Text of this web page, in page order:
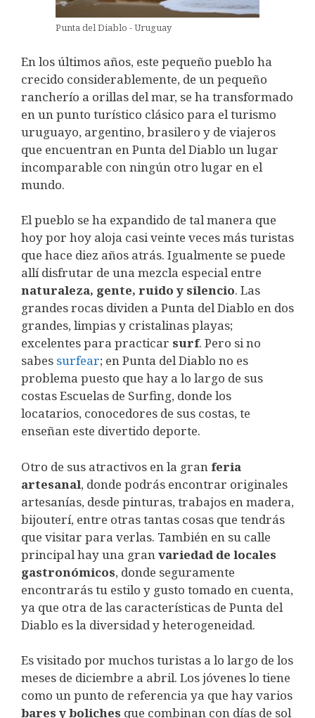
Punta del Diablo - Uruguay
En los últimos años, este pequeño pueblo ha
crecido considerablemente, de un pequeño
rancherío a orillas del mar, se ha transformado
en un punto turístico clásico para el turismo
uruguayo, argentino, brasilero y de viajeros
que encuentran en Punta del Diablo un lugar
incomparable con ningún otro lugar en el
mundo.
El pueblo se ha expandido de tal manera que
hoy por hoy aloja casi veinte veces más turistas
que hace diez años atrás. Igualmente se puede
allí disfrutar de una mezcla especial entre
naturaleza, gente, ruido y silencio. Las
grandes rocas dividen a Punta del Diablo en dos
grandes, limpias y cristalinas playas;
excelentes para practicar surf. Pero si no
sabes surfear; en Punta del Diablo no es
problema puesto que hay a lo largo de sus
costas Escuelas de Surfing, donde los
locatarios, conocedores de sus costas, te
enseñan este divertido deporte.
Otro de sus atractivos en la gran feria
artesanal, donde podrás encontrar originales
artesanías, desde pinturas, trabajos en madera,
bijouterí, entre otras tantas cosas que tendrás
que visitar para verlas. También en su calle
principal hay una granvariedad de locales
gastronómicos, donde seguramente
encontrarás tu estilo y gusto tomado en cuenta,
ya que otra de las características de Punta del
Diablo es la diversidad y heterogeneidad.
Es visitado por muchos turistas a lo largo de los
meses de diciembre a abril. Los jóvenes lo tiene
como un punto de referencia ya que hay varios
bares y boliches que combinan con días de sol